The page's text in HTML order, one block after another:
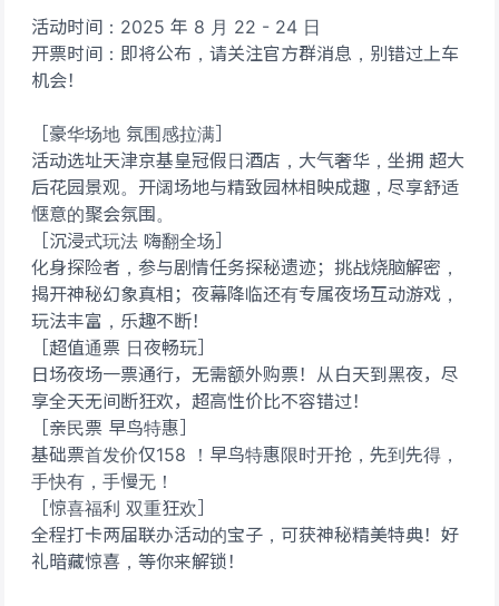
活动时间：2025 年 8 月 22 - 24 日
开票时间：即将公布，请关注官方群消息，别错过上车
机会！
［豪华场地 氛围感拉满］
活动选址天津京基皇冠假日酒店，大气奢华，坐拥 超大
后花园景观。开阔场地与精致园林相映成趣，尽享舒适
惬意的聚会氛围。
［沉浸式玩法 嗨翻全场］
化身探险者，参与剧情任务探秘遗迹；挑战烧脑解密，
揭开神秘幻象真相；夜幕降临还有专属夜场互动游戏，
玩法丰富，乐趣不断！
［超值通票 日夜畅玩］
日场夜场一票通行，无需额外购票！从白天到黑夜，尽
享全天无间断狂欢，超高性价比不容错过！
［亲民票 早鸟特惠］
基础票首发价仅158 ！早鸟特惠限时开抢，先到先得，
手快有，手慢无！
［惊喜福利 双重狂欢］
全程打卡两届联办活动的宝子，可获神秘精美特典！好
礼暗藏惊喜，等你来解锁！